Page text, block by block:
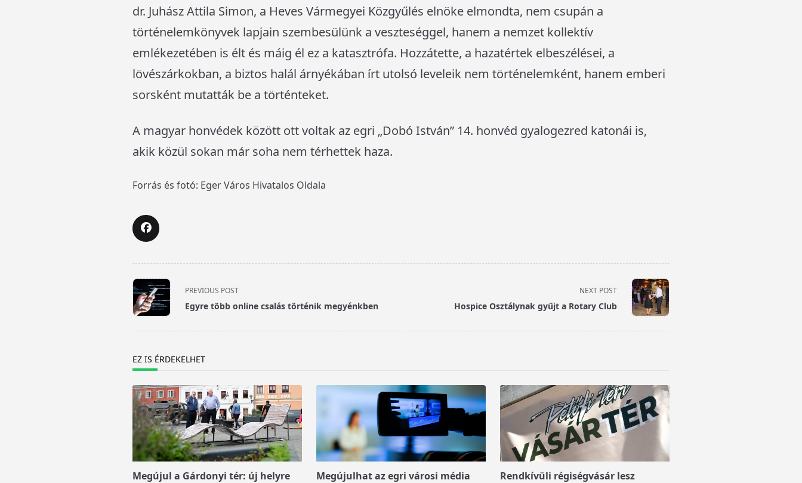
dr. Juhász Attila Simon, a Heves Vármegyei Közgyűlés elnöke elmondta, nem csupán a
történelemkönyvek lapjain szembesülünk a veszteséggel, hanem a nemzet kollektív
emlékezetében is élt és máig él ez a katasztrófa. Hozzátette, a hazatértek elbeszélései, a
lövészárkokban, a biztos halál árnyékában írt utolsó leveleik nem történelemként, hanem emberi
sorsként mutatták be a történteket.
A magyar honvédek között ott voltak az egri „Dobó István” 14. honvéd gyalogezred katonái is,
akik közül sokan már soha nem térhettek haza.
Forrás és fotó: Eger Város Hivatalos Oldala
<span
class="nav-
subtitle
screen-
text">Page</span>
PREVIOUS POST
Egyre több online csalás történik megyénkben
NEXT POST
Hospice Osztálynak gyűjt a Rotary Club
EZ IS ÉRDEKELHET
Megújul a Gárdonyi tér: új helyre Megújulhat az egri városi média Rendkívüli régiségvásár lesz